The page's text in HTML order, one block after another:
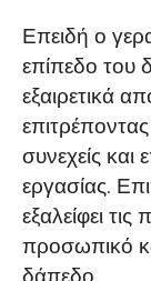
Επειδή ο
επίπεδο του
εξαιρετικά
συνεχείς
εργασίας.
εξαλείφει
προσωπικό